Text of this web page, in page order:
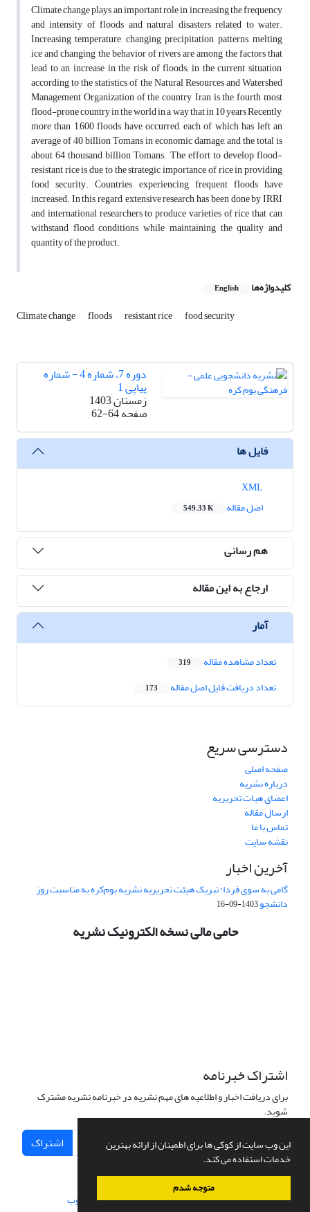
این وب سایت از کوکی ها برای اطمینان از ارائه بهترین
خدمات استفاده می کند.
متوجه شدم
Climate change plays an important role in increasing the frequency
and intensity of floods and natural disasters related to water.
Increasing temperature, changing precipitation patterns, melting
ice and changing the behavior of rivers are among the factors that
lead to an increase in the risk of floods; in the current situation,
according to the statistics of the Natural Resources and Watershed
Management Organization of the country, Iran is the fourth most
flood-prone country in the world in a way that in 10 years Recently,
more than 1,600 floods have occurred, each of which has left an
average of 40 billion Tomans in economic damage, and the total is
about 64 thousand billion Tomans. The effort to develop flood-
resistant rice is due to the strategic importance of rice in providing
food security. Countries experiencing frequent floods have
increased. In this regard, extensive research has been done by IRRI
and international researchers to produce varieties of rice that can
withstand flood conditions while maintaining the quality and
quantity of the product.
کلیدواژه‌ها English
Climate change floods resistant rice food security
دوره 7، شماره 4 - شماره
پیاپی 1
زمستان 1403
صفحه62-64
فایل ها
اصل مقاله
549.33 K
هم رسانی
ارجاع به این مقاله
آمار
تعداد مشاهده مقاله 319
تعداد دریافت فایل اصل مقاله 173
دسترسی سریع
صفحه اصلی
درباره نشریه
اعضای هیات تحریریه
ارسال مقاله
تماس با ما
نقشه سایت
آخرین اخبار
گامی به سوی فردا: تبریک هیئت تحریریه نشریه بوم‌کره به مناسبت روز
دانشجو1403-09-16
حامی مالی نسخه الکترونیک نشریه
اشتراک خبرنامه
برای دریافت اخبار و اطلاعیه های مهم نشریه در خبرنامه نشریه مشترک
شوید.
اشتراک
سامانه مدیریت نشریات علمی.طراحی و پیاده سازی از سیناوب